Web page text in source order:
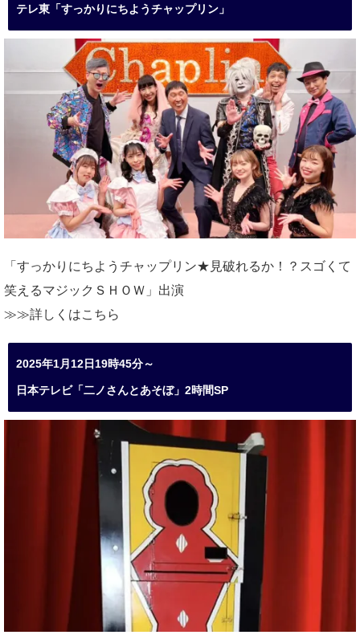
テレ東「すっかりにちようチャップリン」
「すっかりにちようチャップリン★見破れるか！？スゴくて
笑えるマジックＳＨＯＷ」出演
≫≫詳しくはこちら
2025年1月12日19時45分～
日本テレビ「二ノさんとあそぼ」2時間SP